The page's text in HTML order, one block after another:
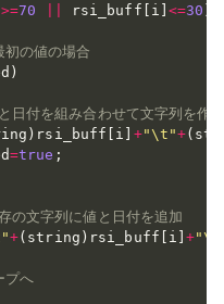
]>=70 rsi_buff i <=30
の値の場合
)
付を組み合わせて文字列を作
) rsi_buff i +"\t"+(
=true ;
文字列に値と日付を追加
+( string ) rsi_buff i ]+
へ